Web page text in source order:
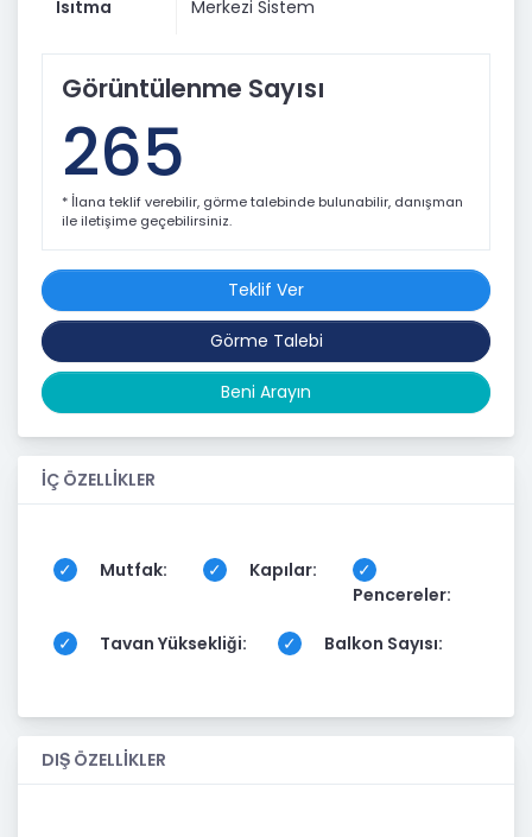
Isıtma Merkezi Sistem
Görüntülenme Sayısı
265
* İlana teklif verebilir, görme talebinde bulunabilir, danışman
ile iletişime geçebilirsiniz.
Teklif Ver
Görme Talebi
Beni Arayın
İÇ ÖZELLİKLER
Mutfak:
Kapılar:
Pencereler:
Tavan Yüksekliği: Balkon Sayısı:
DIŞ ÖZELLİKLER